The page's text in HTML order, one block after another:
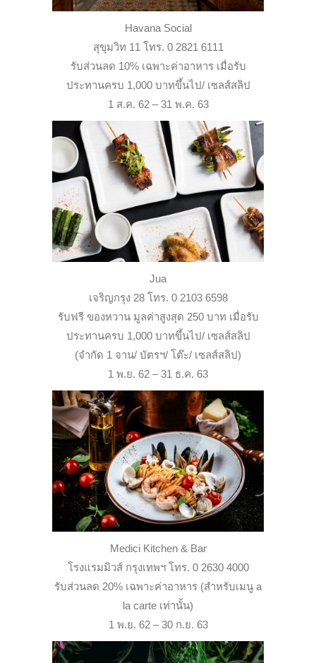
Havana Social
สุขุมวิท 11 โทร. 0 2821 6111
รับส่วนลด 10% เฉพาะค่าอาหาร เมื่อรับ
ประทานครบ 1,000 บาทขึ้นไป/ เซลส์สลิป
1 ส.ค. 62 – 31 พ.ค. 63
Jua
เจริญกรุง 28 โทร. 0 2103 6598
รับฟรี ของหวาน มูลค่าสูงสุด 250 บาท เมื่อรับ
ประทานครบ 1,000 บาทขึ้นไป/ เซลส์สลิป
(จำกัด 1 จาน/ บัตรฯ/ โต๊ะ/ เซลส์สลิป)
1 พ.ย. 62 – 31 ธ.ค. 63
Medici Kitchen & Bar
โรงแรมมิวส์ กรุงเทพฯ โทร. 0 2630 4000
รับส่วนลด 20% เฉพาะค่าอาหาร (สำหรับเมนู a
la carte เท่านั้น)
1 พ.ย. 62 – 30 ก.ย. 63